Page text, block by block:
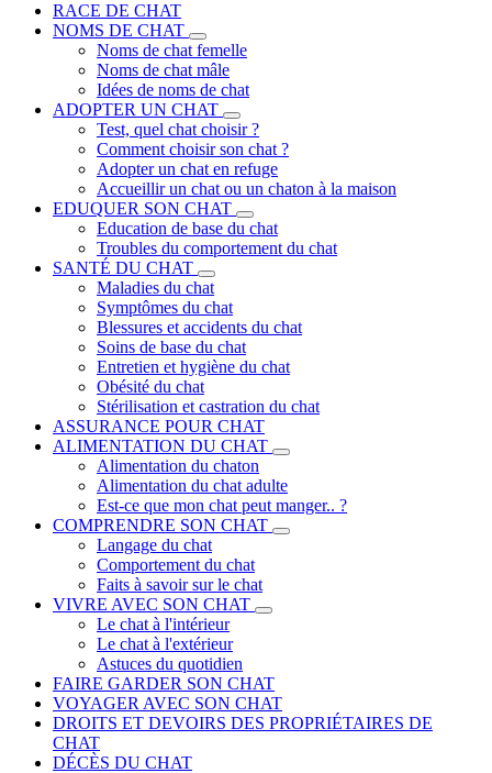
RACE DE CHAT
NOMS DE CHAT
Noms de chat femelle
Noms de chat mâle
Idées de noms de chat
ADOPTER UN CHAT
Test, quel chat choisir ?
Comment choisir son chat ?
Adopter un chat en refuge
Accueillir un chat ou un chaton à la maison
EDUQUER SON CHAT
Education de base du chat
Troubles du comportement du chat
SANTÉ DU CHAT
Maladies du chat
Symptômes du chat
Blessures et accidents du chat
Soins de base du chat
Entretien et hygiène du chat
Obésité du chat
Stérilisation et castration du chat
ASSURANCE POUR CHAT
ALIMENTATION DU CHAT
Alimentation du chaton
Alimentation du chat adulte
Est-ce que mon chat peut manger.. ?
COMPRENDRE SON CHAT
Langage du chat
Comportement du chat
Faits à savoir sur le chat
VIVRE AVEC SON CHAT
Le chat à l'intérieur
Le chat à l'extérieur
Astuces du quotidien
FAIRE GARDER SON CHAT
VOYAGER AVEC SON CHAT
DROITS ET DEVOIRS DES PROPRIÉTAIRES DE
CHAT
DÉCÈS DU CHAT